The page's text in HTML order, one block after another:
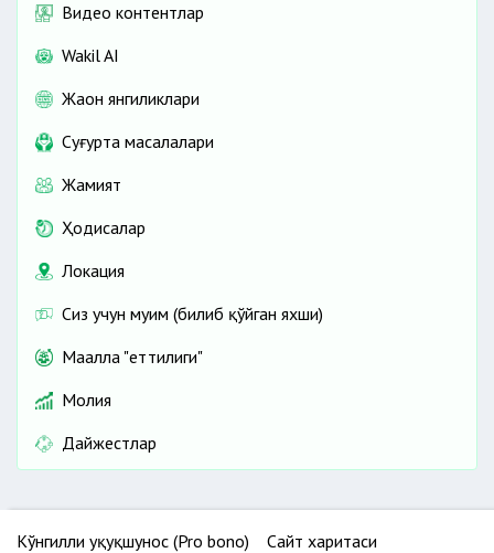
Видео контентлар
Wakil AI
Жаҳон янгиликлари
Cуғурта масалалари
Жамият
Ҳодисалар
Локация
Сиз учун муҳим (билиб қўйган яхши)
Маҳалла "еттилиги"
Молия
Дайжестлар
Кўнгилли ҳуқуқшунос (Pro bono) Сайт харитаси